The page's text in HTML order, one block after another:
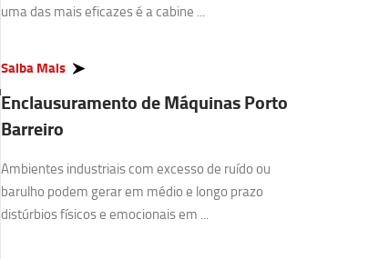
uma das mais eficazes é a cabine ...
Saiba Mais
Enclausuramento de Máquinas Porto
Barreiro
Ambientes industriais com excesso de ruído ou
barulho podem gerar em médio e longo prazo
distúrbios físicos e emocionais em ...